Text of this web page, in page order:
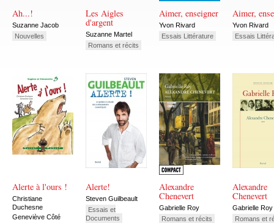
Ah...!
Suzanne Jacob
Nouvelles
Les Aigles
d'argent
Suzanne Martel
Romans et récits
Aimer, enseigner
Yvon Rivard
Essais Littérature
Aimer,
Yvon Rivard
Essais
Alerte à l'ours !
Christiane
Duchesne
Geneviève Côté
Alerte!
Steven Guilbeault
Essais et
Documents
Alexandre
Chenevert
Gabrielle Roy
Romans et récits
Alexandre
Chenevert
Gabrielle Roy
Romans et